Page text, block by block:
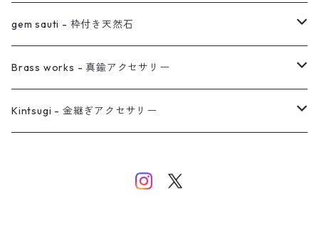
真鍮イヤーカフ
ピアス
イヤーカフ
バングル
リング
ネックレス
イヤーカフ
ピアス
リング
ネックレス
gem sauti - 枠付き天然石
ピアス
ネックレス
Brass works - 真鍮アクセサリー
リング
Kintsugi - 金継ぎアクセサリー